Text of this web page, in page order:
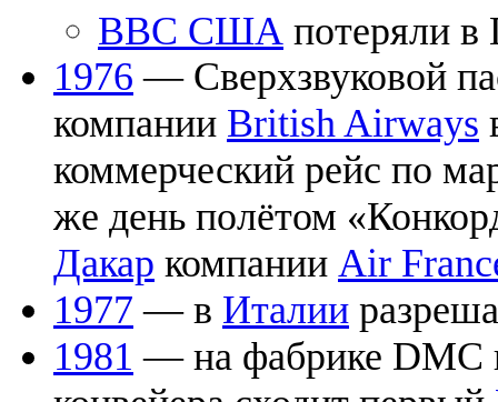
ВВС США потеряли
1976 — Сверхзвуковой
компании British Airways
коммерческий рейс по
же день полётом
Дакар компании Air
1977 — в Италии
1981 — на фабрике DMC